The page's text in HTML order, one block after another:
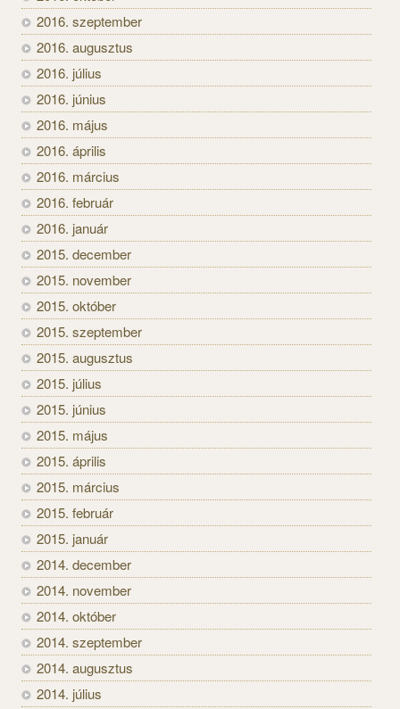
2016. szeptember
2016. augusztus
2016. július
2016. június
2016. május
2016. április
2016. március
2016. február
2016. január
2015. december
2015. november
2015. október
2015. szeptember
2015. augusztus
2015. július
2015. június
2015. május
2015. április
2015. március
2015. február
2015. január
2014. december
2014. november
2014. október
2014. szeptember
2014. augusztus
2014. július